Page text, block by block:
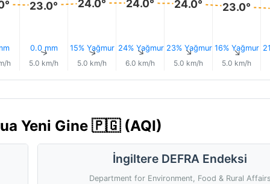
h
23.0°
0.0 mm
↑
5.0 km/h
24.0°
15% Yağmur
↑
5.0 km/h
24.0°
24% Yağmur
↑
6.0 km/h
24.0°
23% Yağmur
↑
5.0 km/h
23.0°
16% Yağmur
↑
5.0 km/h
Yeni Gine 🇵🇬 (AQI)
İngiltere DEFRA Endeksi
Department for Environment, Food & Rural